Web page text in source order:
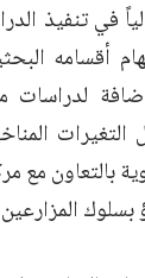
في تنفيذ
أقسامه
إضافة
بسلوك